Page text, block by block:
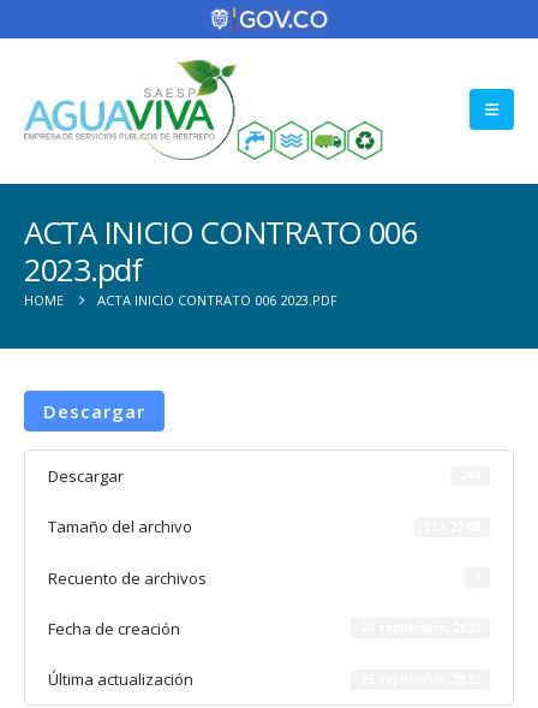
ACTA INICIO CONTRATO 006
2023.pdf
HOME ACTA INICIO CONTRATO 006 2023.PDF
Descargar
Descargar
Tamaño del archivo
Recuento de archivos
Fecha de creación
Última actualización